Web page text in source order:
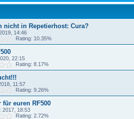
nicht in Repetierhost: Cura?
14:46
Rating: 10.35%
22:15
Rating: 8.17%
11:57
Rating: 9.26%
euren RF500
2017, 18:53
Rating: 2.72%